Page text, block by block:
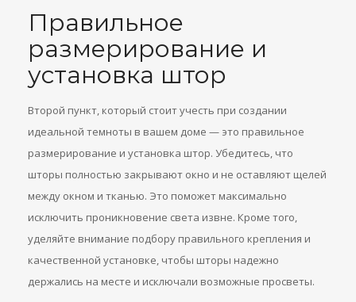
Правильное
размерирование и
установка штор
Второй пункт, который стоит учесть при создании
идеальной темноты в вашем доме — это правильное
размерирование и установка штор. Убедитесь, что
шторы полностью закрывают окно и не оставляют щелей
между окном и тканью. Это поможет максимально
исключить проникновение света извне. Кроме того,
уделяйте внимание подбору правильного крепления и
качественной установке, чтобы шторы надежно
держались на месте и исключали возможные просветы.